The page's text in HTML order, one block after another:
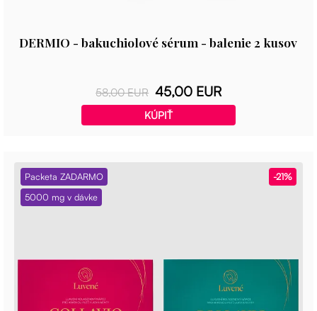
DERMIO - bakuchiolové sérum - balenie 2 kusov
58,00 EUR 45,00 EUR
KÚPIŤ
-21%
Packeta ZADARMO
5000 mg v dávke